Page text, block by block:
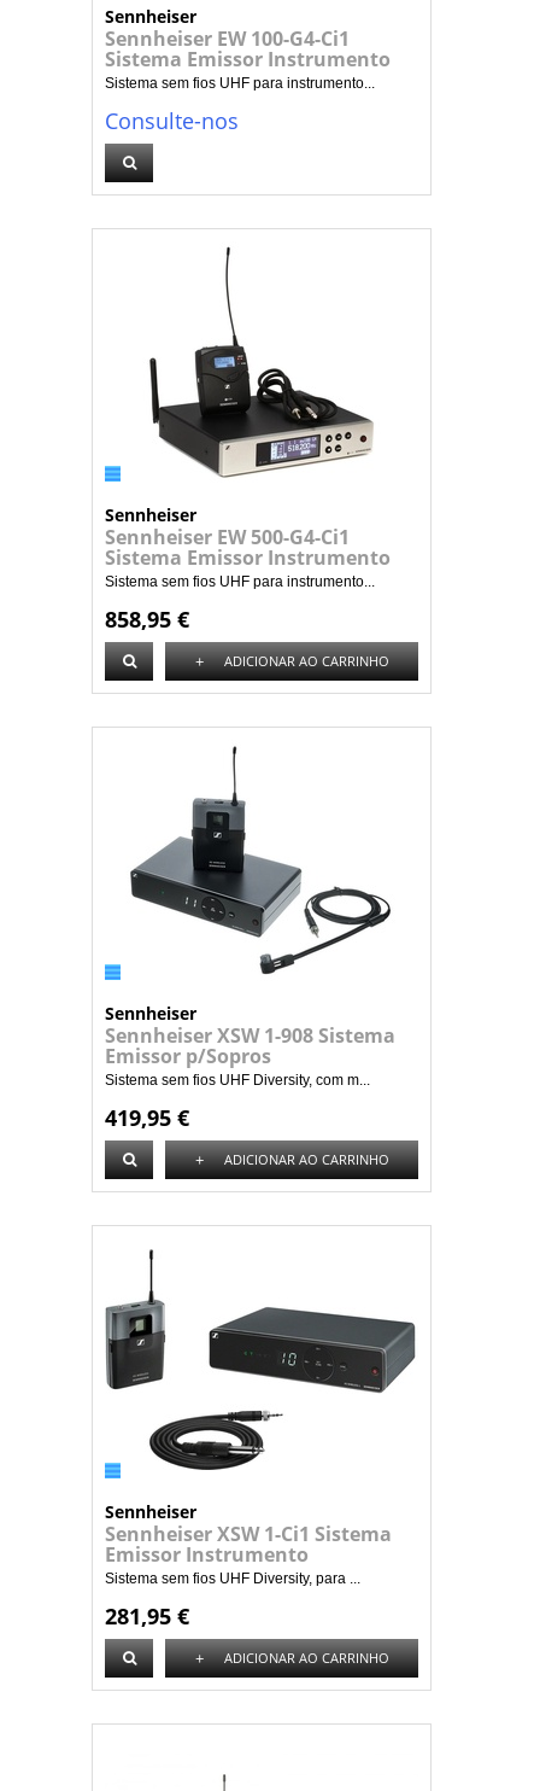
Sennheiser
Sennheiser EW 100-G4-Ci1
Sistema Emissor Instrumento
Sistema sem fios UHF para instrumento...
Consulte-nos
Sennheiser
Sennheiser EW 500-G4-Ci1
Sistema Emissor Instrumento
Sistema sem fios UHF para instrumento...
858,95 €
+ ADICIONAR AO CARRINHO
Sennheiser
Sennheiser XSW 1-908 Sistema
Emissor p/Sopros
Sistema sem fios UHF Diversity, com m...
419,95 €
+ ADICIONAR AO CARRINHO
Sennheiser
Sennheiser XSW 1-Ci1 Sistema
Emissor Instrumento
Sistema sem fios UHF Diversity, para ...
281,95 €
+ ADICIONAR AO CARRINHO